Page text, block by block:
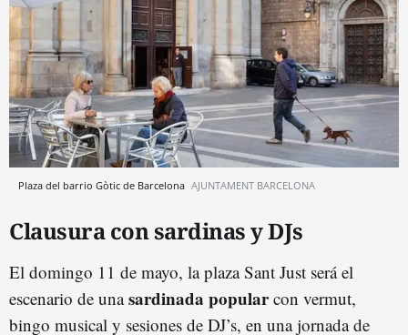
Plaza del barrio Gòtic de Barcelona AJUNTAMENT BARCELONA
Clausura con sardinas y DJs
El domingo 11 de mayo, la plaza Sant Just será el
escenario de unasardinada popularcon vermut,
bingo musical y sesiones de DJ’s, en una jornada de